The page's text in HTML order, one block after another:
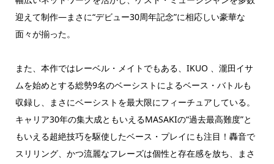
迎えて制作―まさに“デビュー30周年記念”に相応しい豪華な
面々が揃った。
また、本作ではレーベル・メイトでもある、IKUO 、瀧田イサ
ムを始めとする総勢9名のベーシストによるベース・バトルも
収録し、まさにベーシストを最大限にフィーチュアしている。
キャリア30年の集大成ともいえるMASAKIの“過去最高難度”と
もいえる超絶技巧を駆使したベース・プレイにも注目！轟音で
スリリング、かつ流麗なフレーズは個性と存在感を放ち、まさ